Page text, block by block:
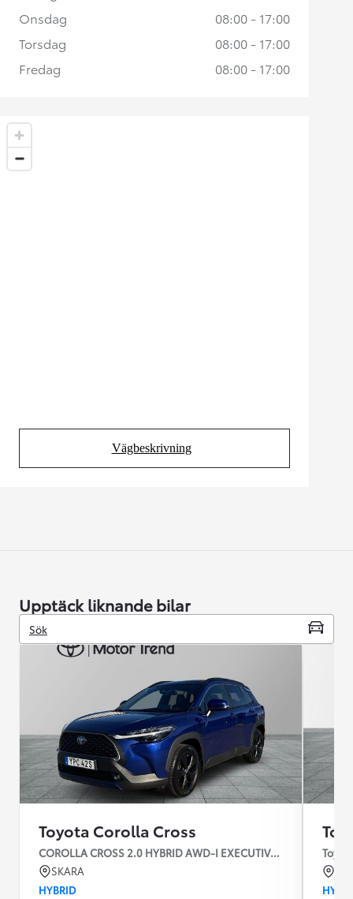
Vägbeskrivning
(Opens in new tab)
Onsdag
08:00 - 17:00
Torsdag
08:00 - 17:00
Fredag
08:00 - 17:00
Upptäck liknande bilar
Sök
Toyota Corolla Cross
COROLLA CROSS 2.0 HYBRID AWD-I EXECUTIVE SKINN JBL
SKARA
HYBRID